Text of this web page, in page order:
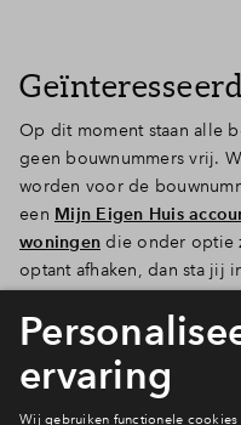
Op dit moment staan alle
geen bouwnummers vrij.
worden voor de
een Mijn Eigen Huis
woningen die onder optie
optant afhaken, dan sta jij
op de lijst. Hoe dit
Woning kopen